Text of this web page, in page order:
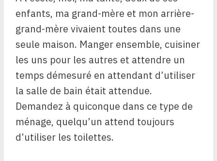
enfants, ma grand-mère et mon arrière-
grand-mère vivaient toutes dans une
seule maison. Manger ensemble, cuisiner
les uns pour les autres et attendre un
temps démesuré en attendant d’utiliser
la salle de bain était attendue.
Demandez à quiconque dans ce type de
ménage, quelqu’un attend toujours
d’utiliser les toilettes.